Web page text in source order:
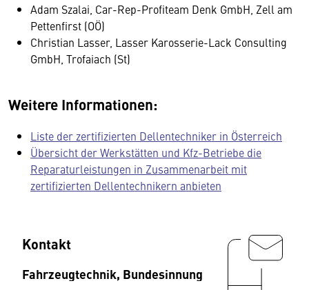
Adam Szalai, Car-Rep-Profiteam Denk GmbH, Zell am
Pettenfirst (OÖ)
Christian Lasser, Lasser Karosserie-Lack Consulting
GmbH, Trofaiach (St)
Weitere Informationen:
Liste der zertifizierten Dellentechniker in Österreich
Übersicht der Werkstätten und Kfz-Betriebe die
Reparaturleistungen in Zusammenarbeit mit
zertifizierten Dellentechnikern anbieten
Kontakt
Fahrzeugtechnik, Bundesinnung